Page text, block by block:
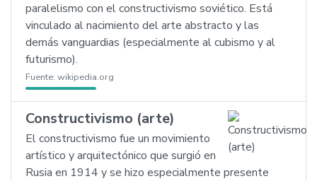
paralelismo con el constructivismo soviético. Está
vinculado al nacimiento del arte abstracto y las
demás vanguardias (especialmente al cubismo y al
futurismo).
Fuente: wikipedia.org
Constructivismo (arte)
El constructivismo fue un movimiento
artístico y arquitectónico que surgió en
Rusia en 1914 y se hizo especialmente presente